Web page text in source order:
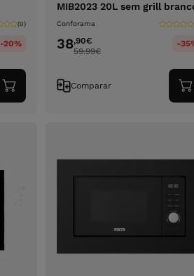
(0)
-20%
Adicionar
ao
MIB2023 20L sem grill
Conforama
38,90€
59.99€
-
Comparar